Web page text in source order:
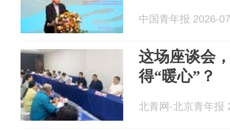
中国青年报 2026-
这场座谈会
得“暖心”？
北青网-北京青年报